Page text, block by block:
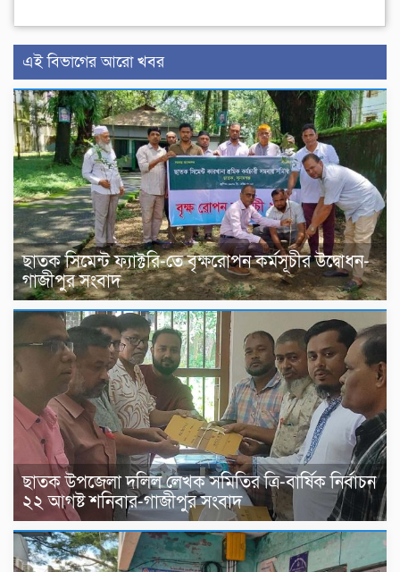
এই বিভাগের আরো খবর
ছাতক সিমেন্ট ফ্যাক্টরি-তে বৃক্ষরোপন কর্মসূচীর উদ্বোধন-
গাজীপুর সংবাদ
ছাতক উপজেলা দলিল লেখক সমিতির ত্রি-বার্ষিক নির্বাচন
২২ আগষ্ট শনিবার-গাজীপুর সংবাদ